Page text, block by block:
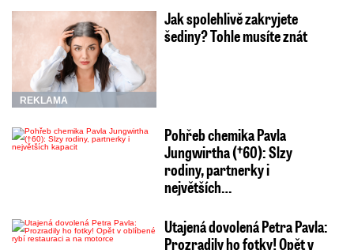
REKLAMA
Jak spolehlivě zakryjete
šediny? Tohle musíte znát
Pohřeb chemika Pavla
Jungwirtha (†60): Slzy
rodiny, partnerky i
největších…
Utajená dovolená Petra Pavla:
Prozradily ho fotky! Opět v